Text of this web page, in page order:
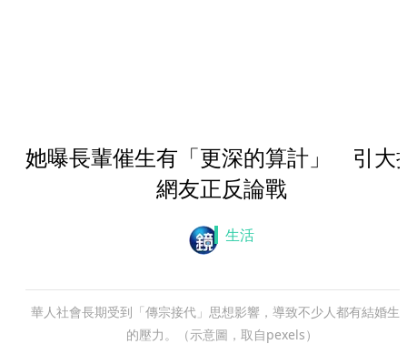
她曝長輩催生有「更深的算計」 引大
網友正反論戰
生活
華人社會長期受到「傳宗接代」思想影響，導致不少人都有結婚生
的壓力。（示意圖，取自pexels）